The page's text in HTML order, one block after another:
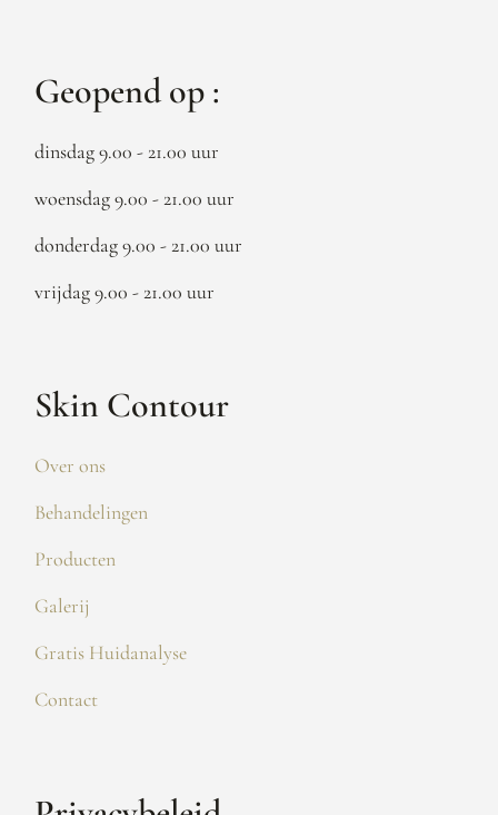
Geopend op :
dinsdag 9.00 - 21.00 uur
woensdag 9.00 - 21.00 uur
donderdag 9.00 - 21.00 uur
vrijdag 9.00 - 21.00 uur
Skin Contour
Over ons
Behandelingen
Producten
Galerij
Gratis Huidanalyse
Contact